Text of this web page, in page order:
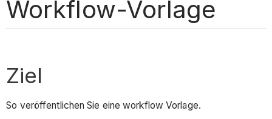
Workflow-Vorlage
Ziel
So veröffentlichen Sie eine workflow Vorlage.